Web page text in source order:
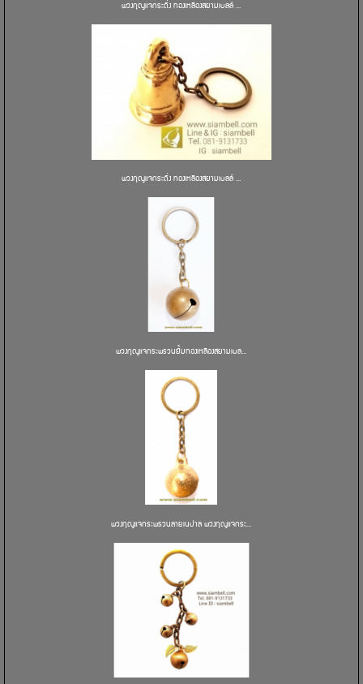
พวงกุญแจกระดิ่ง ทองเหลืองสยามเบลล์ ...
พวงกุญแจกระดิ่ง ทองเหลืองสยามเบลล์ ...
พวงกุญแจกระพรวนยิ้มทองเหลืองสยามเบล...
พวงกุญแจกระพรวนลายเนปาล พวงกุญแจกระ...